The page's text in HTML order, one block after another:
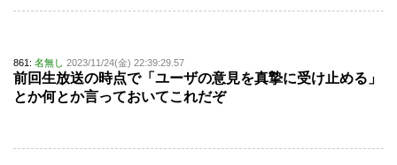
861: 名無し 2023/11/24(金) 22:39:29.57
前回生放送の時点で「ユーザの意見を真摯に受け止める」
とか何とか言っておいてこれだぞ